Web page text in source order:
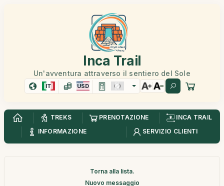
Inca Trail
Un'avventura attraverso il sentiero del Sole
IT USD
TREKS PRENOTAZIONE
INCA TRAIL
INFORMAZIONE
SERVIZIO CLIENTI
Torna alla lista.
Nuovo messaggio